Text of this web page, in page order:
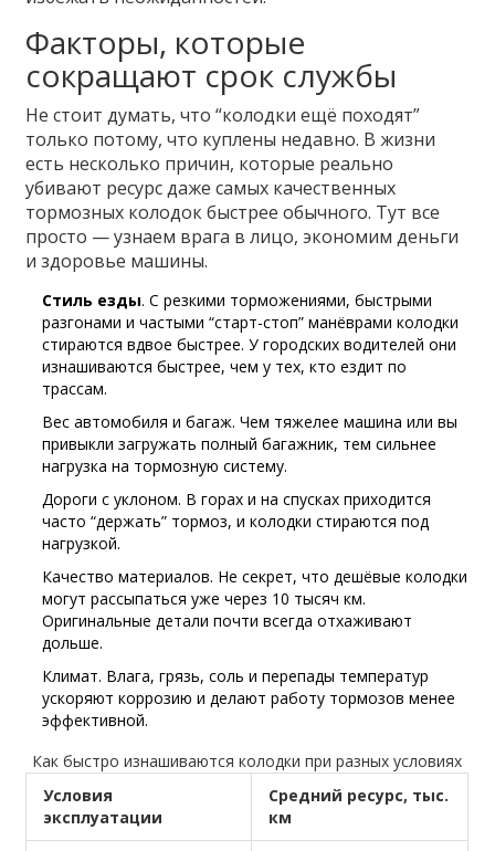
Факторы, которые
сокращают срок службы
Не стоит думать, что “колодки ещё походят”
только потому, что куплены недавно. В жизни
есть несколько причин, которые реально
убивают ресурс даже самых качественных
тормозных колодок быстрее обычного. Тут все
просто — узнаем врага в лицо, экономим деньги
и здоровье машины.
Стиль езды. С резкими торможениями, быстрыми
разгонами и частыми “старт-стоп” манёврами колодки
стираются вдвое быстрее. У городских водителей они
изнашиваются быстрее, чем у тех, кто ездит по
трассам.
Вес автомобиля и багаж. Чем тяжелее машина или вы
привыкли загружать полный багажник, тем сильнее
нагрузка на тормозную систему.
Дороги с уклоном. В горах и на спусках приходится
часто “держать” тормоз, и колодки стираются под
нагрузкой.
Качество материалов. Не секрет, что дешёвые колодки
могут рассыпаться уже через 10 тысяч км.
Оригинальные детали почти всегда отхаживают
дольше.
Климат. Влага, грязь, соль и перепады температур
ускоряют коррозию и делают работу тормозов менее
эффективной.
Как быстро изнашиваются колодки при разных условиях
Условия
эксплуатации
Средний ресурс, тыс.
км